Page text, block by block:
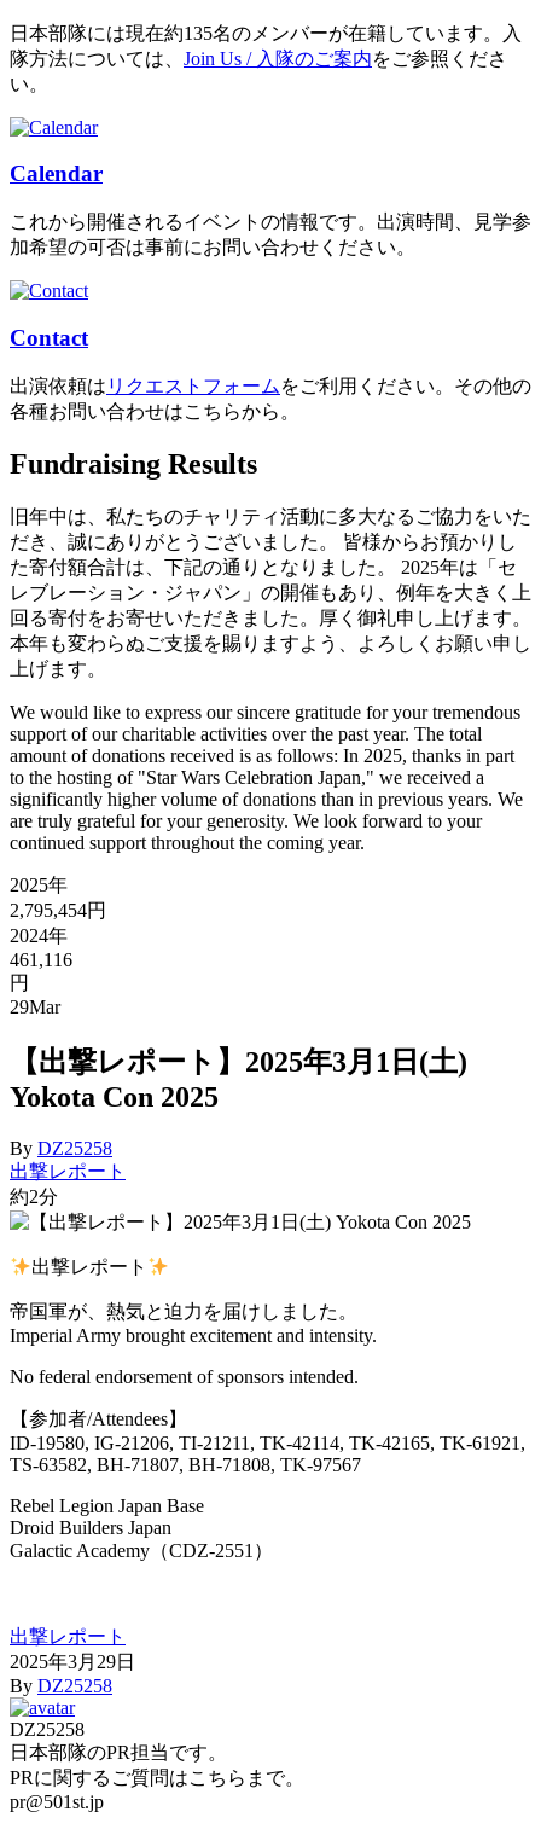
日本部隊には現在約135名のメンバーが在籍しています。入
隊方法については、 Join Us / 入隊のご案内をご参照くださ
い。
Calendar
これから開催されるイベントの情報です。出演時間、見学参
加希望の可否は事前にお問い合わせください。
Contact
出演依頼は リクエストフォーム をご利用ください。その他の
各種お問い合わせはこちらから。
Fundraising Results
旧年中は、私たちのチャリティ活動に多大なるご協力をいた
だき、誠にありがとうございました。 皆様からお預かりし
た寄付額合計は、下記の通りとなりました。 2025年は「セ
レブレーション・ジャパン」の開催もあり、例年を大きく上
回る寄付をお寄せいただきました。厚く御礼申し上げます。
本年も変わらぬご支援を賜りますよう、よろしくお願い申し
上げます。
We would like to express our sincere gratitude for your tremendous
support of our charitable activities over the past year. The total
amount of donations received is as follows: In 2025, thanks in part
to the hosting of "Star Wars Celebration Japan," we received a
significantly higher volume of donations than in previous years. We
are truly grateful for your generosity. We look forward to your
continued support throughout the coming year.
2025年
2,795,454円
2024年
461,116
円
29Mar
【出撃レポート】2025年3月1日(土)
Yokota Con 2025
By DZ25258
出撃レポート
約2分
出撃レポート
帝国軍が、熱気と迫力を届けしました。
Imperial Army brought excitement and intensity.
No federal endorsement of sponsors intended.
【参加者/Attendees】
ID-19580, IG-21206, TI-21211, TK-42114, TK-42165, TK-61921,
TS-63582, BH-71807, BH-71808, TK-97567
Rebel Legion Japan Base
Droid Builders Japan
Galactic Academy（CDZ-2551）
出撃レポート
2025年3月29日
By DZ25258
DZ25258
日本部隊のPR担当です。
PRに関するご質問はこちらまで。
pr@501st.jp